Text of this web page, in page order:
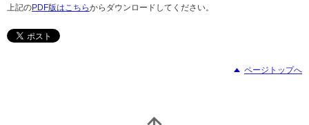
上記のPDF版はこちらからダウンロードしてください。
ページトップへ